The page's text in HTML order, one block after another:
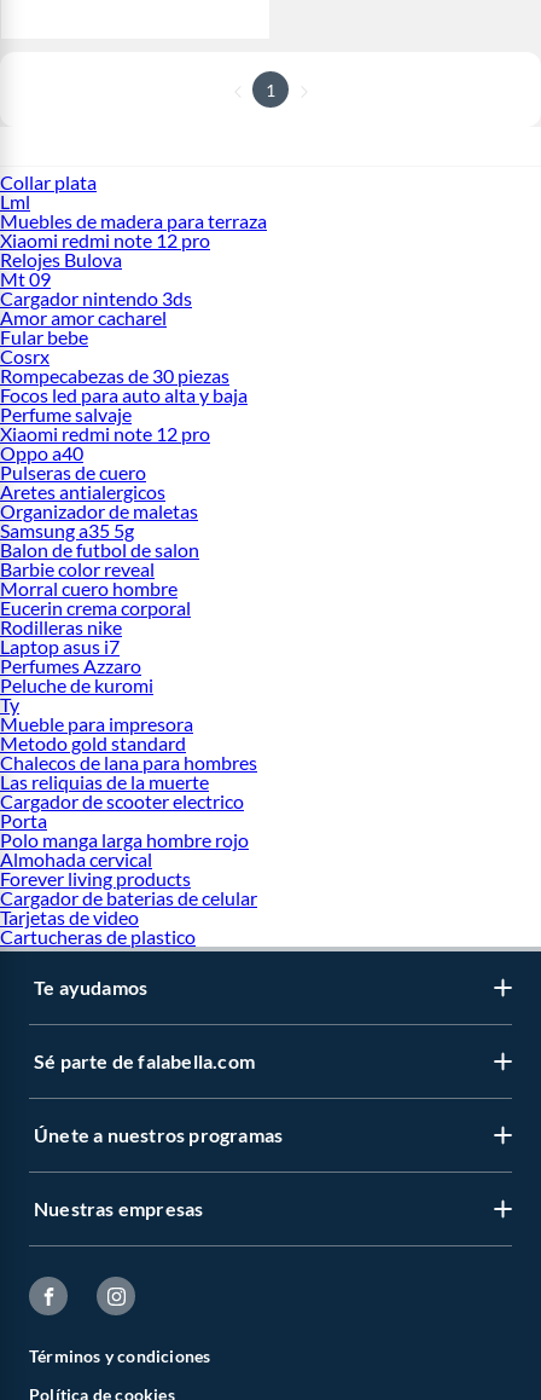
1
Collar plata
Lml
Muebles de madera para terraza
Xiaomi redmi note 12 pro
Relojes Bulova
Mt 09
Cargador nintendo 3ds
Amor amor cacharel
Fular bebe
Cosrx
Rompecabezas de 30 piezas
Focos led para auto alta y baja
Perfume salvaje
Xiaomi redmi note 12 pro
Oppo a40
Pulseras de cuero
Aretes antialergicos
Organizador de maletas
Samsung a35 5g
Balon de futbol de salon
Barbie color reveal
Morral cuero hombre
Eucerin crema corporal
Rodilleras nike
Laptop asus i7
Perfumes Azzaro
Peluche de kuromi
Ty
Mueble para impresora
Metodo gold standard
Chalecos de lana para hombres
Las reliquias de la muerte
Cargador de scooter electrico
Porta
Polo manga larga hombre rojo
Almohada cervical
Forever living products
Cargador de baterias de celular
Tarjetas de video
Cartucheras de plastico
Te ayudamos
Sé parte de falabella.com
Únete a nuestros programas
Nuestras empresas
Términos y condiciones
Política de cookies